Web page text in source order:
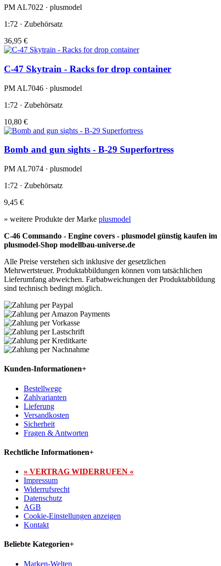
PM AL7022 · plusmodel
1:72 · Zubehörsatz
36,95 €
C-47 Skytrain - Racks for drop container
PM AL7046 · plusmodel
1:72 · Zubehörsatz
10,80 €
Bomb and gun sights - B-29 Superfortress
PM AL7074 · plusmodel
1:72 · Zubehörsatz
9,45 €
» weitere Produkte der Marke plusmodel
C-46 Commando - Engine covers - plusmodel günstig kaufen im
plusmodel-Shop modellbau-universe.de
Alle Preise verstehen sich inklusive der gesetzlichen
Mehrwertsteuer. Produktabbildungen können vom tatsächlichen
Lieferumfang abweichen. Farbabweichungen der Produktabbildung
sind technisch bedingt möglich.
Kunden-Informationen+
Bestellwege
Zahlvarianten
Lieferung
Versandkosten
Sicherheit
Fragen & Antworten
Rechtliche Informationen+
» VERTRAG WIDERRUFEN «
Impressum
Widerrufsrecht
Datenschutz
AGB
Cookie-Einstellungen anzeigen
Kontakt
Beliebte Kategorien+
Marken-Welten